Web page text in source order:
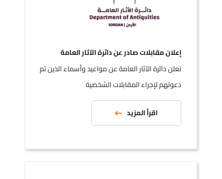
إعلان مقابلات صادر عن دائرة الآثار العامة
تعلن دائرة الآثار العامة عن مواعيد وأسماء الذين تم
دعوتهم لإجراء المقابلات الشخصية
اقرأ المزيد